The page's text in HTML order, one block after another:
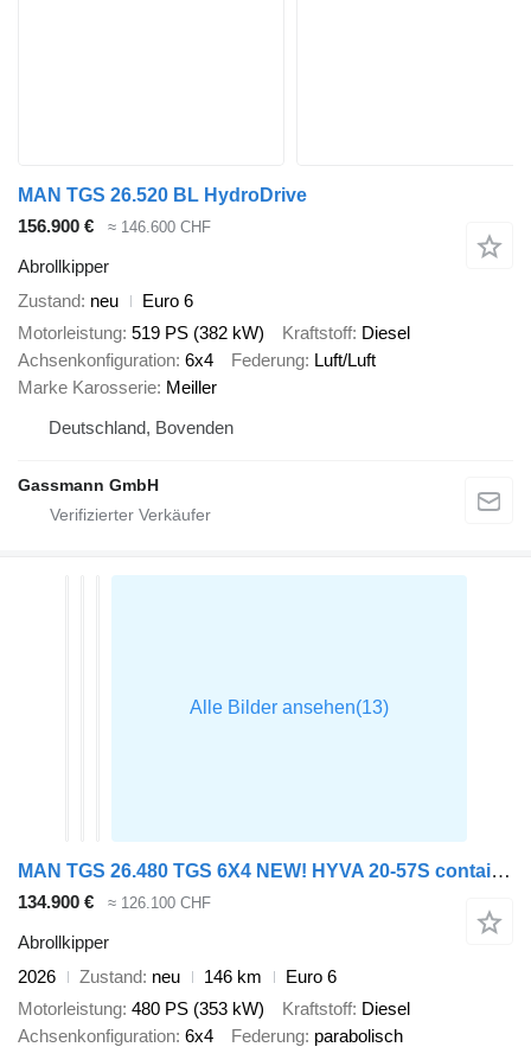
MAN TGS 26.520 BL HydroDrive
156.900 €
≈ 146.600 CHF
Abrollkipper
Zustand neu
Euro 6
Motorleistung 519 PS (382 kW) Kraftstoff Diesel
Achsenkonfiguration 6x4 Federung Luft/Luft
Marke Karosserie Meiller
Deutschland, Bovenden
Gassmann GmbH
MAN TGS 26.480 TGS 6X4 NEW! HYVA 20-57S container system Big-Axle Au
134.900 € ≈ 126.100 CHF
Abrollkipper
2026
Zustand neu 146 km
Euro 6
Motorleistung 480 PS (353 kW) Kraftstoff Diesel
Achsenkonfiguration 6x4 Federung parabolisch